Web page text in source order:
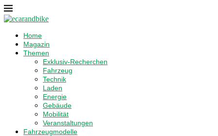
Home
Magazin
Themen
Exklusiv-Recherchen
Fahrzeug
Technik
Laden
Energie
Gebäude
Mobilität
Veranstaltungen
Fahrzeugmodelle